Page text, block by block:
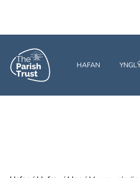
HAFAN